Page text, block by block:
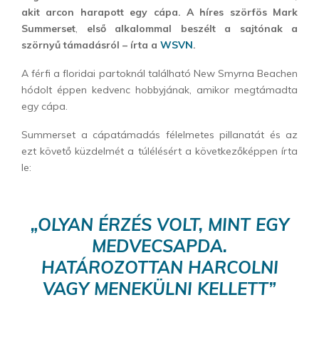
akit arcon harapott egy cápa. A híres szörfös Mark
Summerset, első alkalommal beszélt a sajtónak a
szörnyű támadásról – írta a WSVN.
A férfi a floridai partoknál található New Smyrna Beachen
hódolt éppen kedvenc hobbyjának, amikor megtámadta
egy cápa.
Summerset a cápatámadás félelmetes pillanatát és az
ezt követő küzdelmét a túlélésért a következőképpen írta
le:
„OLYAN ÉRZÉS VOLT, MINT EGY
MEDVECSAPDA.
HATÁROZOTTAN HARCOLNI
VAGY MENEKÜLNI KELLETT”